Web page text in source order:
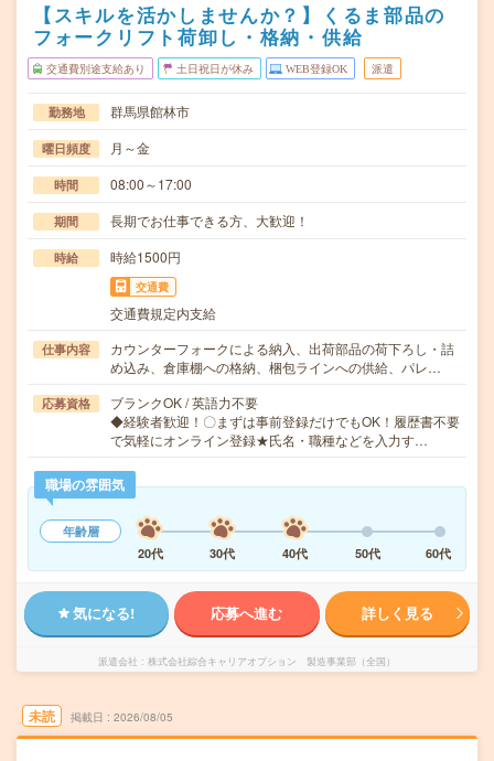
【スキルを活かしませんか？】くるま部品の
フォークリフト荷卸し・格納・供給
交通費別途支給あり 土日祝日が休み WEB登録OK 派遣
勤務地 群馬県館林市
曜日頻度 月～金
時間 08:00～17:00
期間 長期でお仕事できる方、大歓迎！
時給 時給1500円
交通費
交通費規定内支給
仕事内容
カウンターフォークによる納入、出荷部品の荷下ろし・詰
め込み、倉庫棚への格納、梱包ラインへの供給、パレ…
応募資格
ブランクOK / 英語力不要
◆経験者歓迎！〇まずは事前登録だけでもOK！履歴書不要
で気軽にオンライン登録★氏名・職種などを入力す…
職場の雰囲気
年齢層
20代
30代 40代 50代 60代
気になる! 応募へ進む 詳しく見る
派遣会社 株式会社綜合キャリアオプション 製造事業部（全国）
未読 掲載日 2026/08/05